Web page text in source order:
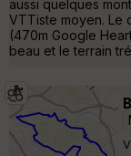
aussi quelques
VTTiste moyen. Le
(470m Google
beau et le terrain